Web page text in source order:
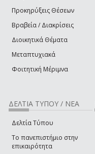
Προκηρύξεις Θέσεων
Βραβεία / Διακρίσεις
Διοικητικά Θέματα
Μεταπτυχιακά
Φοιτητική Μέριμνα
ΔΕΛΤΙΑ ΤΥΠΟΥ / ΝΕΑ
Δελτία Τύπου
Το πανεπιστήμιο στην
επικαιρότητα